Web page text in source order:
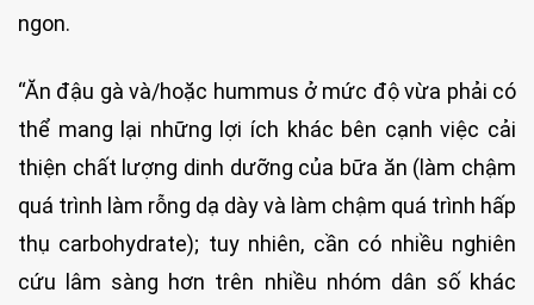
ngon.
“Ăn đậu gà và/hoặc hummus ở mức độ vừa phải có
thể mang lại những lợi ích khác bên cạnh việc cải
thiện chất lượng dinh dưỡng của bữa ăn (làm chậm
quá trình làm rỗng dạ dày và làm chậm quá trình hấp
thụ carbohydrate); tuy nhiên, cần có nhiều nghiên
cứu lâm sàng hơn trên nhiều nhóm dân số khác